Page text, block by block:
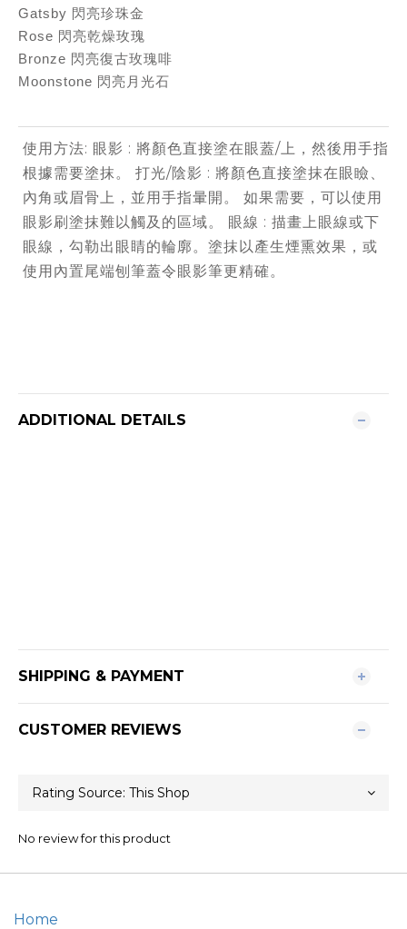
Gatsby 閃亮珍珠金
Rose 閃亮乾燥玫瑰
Bronze 閃亮復古玫瑰啡
Moonstone 閃亮月光石
使用方法: 眼影 : 將顏色直接塗在眼蓋/上，然後用手指
根據需要塗抹。 打光/陰影 : 將顏色直接塗抹在眼瞼、
內角或眉骨上，並用手指暈開。 如果需要，可以使用
眼影刷塗抹難以觸及的區域。 眼線 : 描畫上眼線或下
眼線，勾勒出眼睛的輪廓。塗抹以產生煙熏效果，或
使用內置尾端刨筆蓋令眼影筆更精確。
ADDITIONAL DETAILS
SHIPPING & PAYMENT
CUSTOMER REVIEWS
No review for this product
Home